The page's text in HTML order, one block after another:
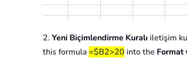
2. Yeni Biçimlendirme Kuralı iletişim
this formula =$B2>20 into the Format